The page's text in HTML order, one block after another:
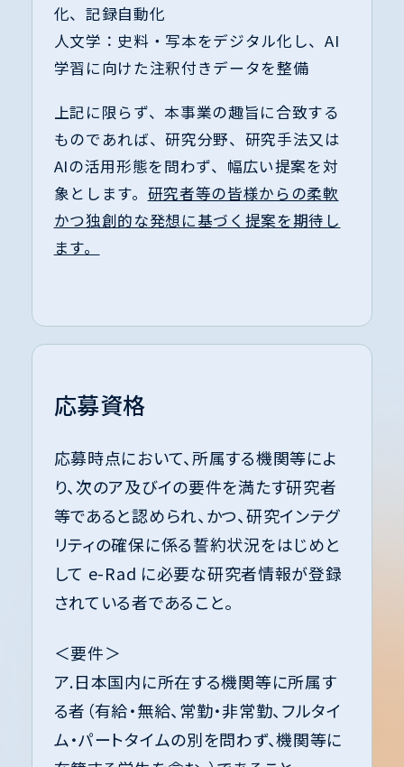
化、記録自動化
人文学：史料・写本をデジタル化し、AI
学習に向けた注釈付きデータを整備
上記に限らず、本事業の趣旨に合致する
ものであれば、研究分野、研究手法又は
AIの活用形態を問わず、幅広い提案を対
象とします。 研究者等の皆様からの柔軟
かつ独創的な発想に基づく提案を期待し
ます。
応募資格
応募時点において、所属する機関等によ
り、次のア及びイの要件を満たす研究者
等であると認められ、かつ、研究インテグ
リティの確保に係る誓約状況をはじめと
して e-Rad に必要な研究者情報が登録
されている者であること。
＜要件＞
ア.日本国内に所在する機関等に所属す
る者（有給・無給、常勤・非常勤、フルタイ
ム・パートタイムの別を問わず、機関等に